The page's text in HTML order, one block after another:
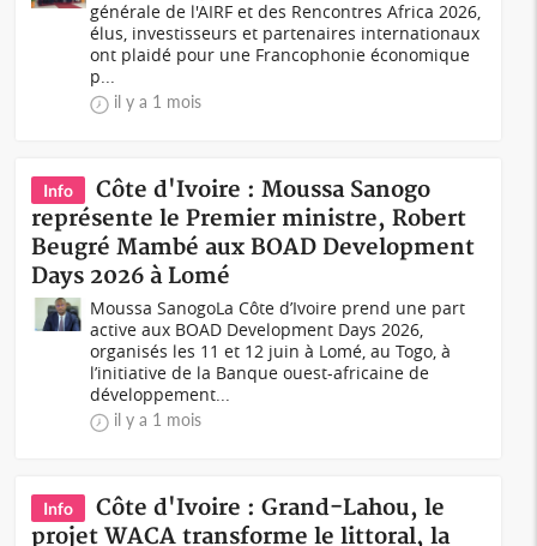
générale de l'AIRF et des Rencontres Africa 2026,
élus, investisseurs et partenaires internationaux
ont plaidé pour une Francophonie économique
p...
il y a 1 mois
Info
Côte d'Ivoire : Moussa Sanogo
représente le Premier ministre, Robert
Beugré Mambé aux BOAD Development
Days 2026 à Lomé
Moussa SanogoLa Côte d’Ivoire prend une part
active aux BOAD Development Days 2026,
organisés les 11 et 12 juin à Lomé, au Togo, à
l’initiative de la Banque ouest-africaine de
développement...
il y a 1 mois
Info
Côte d'Ivoire : Grand-Lahou, le
projet WACA transforme le littoral, la